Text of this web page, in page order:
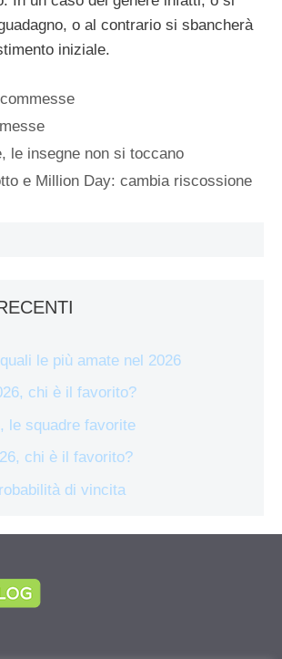
o al contrario si sbancherà
iniziale.
le insegne non si toccano
e Million Day: cambia riscossione
le più amate nel 2026
chi è il favorito?
le squadre favorite
chi è il favorito?
di vincita